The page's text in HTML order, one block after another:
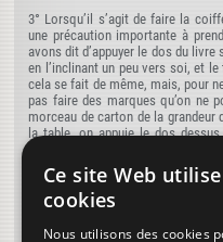
3° Lorsqu’il s’agit de faire la
une précaution importante à
avons dit d’appuyer le dos du
en l’inclinant un peu vers soi, et
cela se fait de même, mais, pour
pas faire des marques qu’on ne
morceau de carton de la
la table, on appuie le dos
carton qui garantit le dos
accident. On ne saurait
divers cas.
4° Lorsqu’il s’agit de
le carton du papier blanc, afin
Ce site Web
cookies
Nous utilisons des cookies